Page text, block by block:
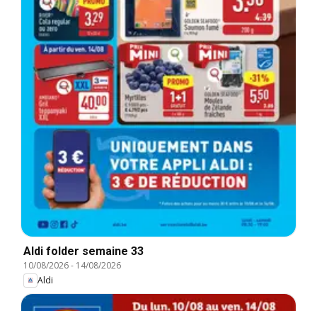
Aldi folder semaine 33
10/08/2026- 14/08/2026
Aldi